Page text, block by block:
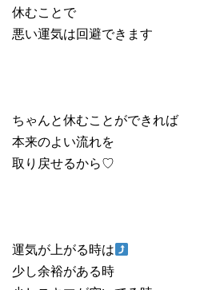
休むことで
悪い運気は回避できます
ちゃんと休むことができれば
本来のよい流れを
取り戻せるから♡
運気が上がる時は
少し余裕がある時